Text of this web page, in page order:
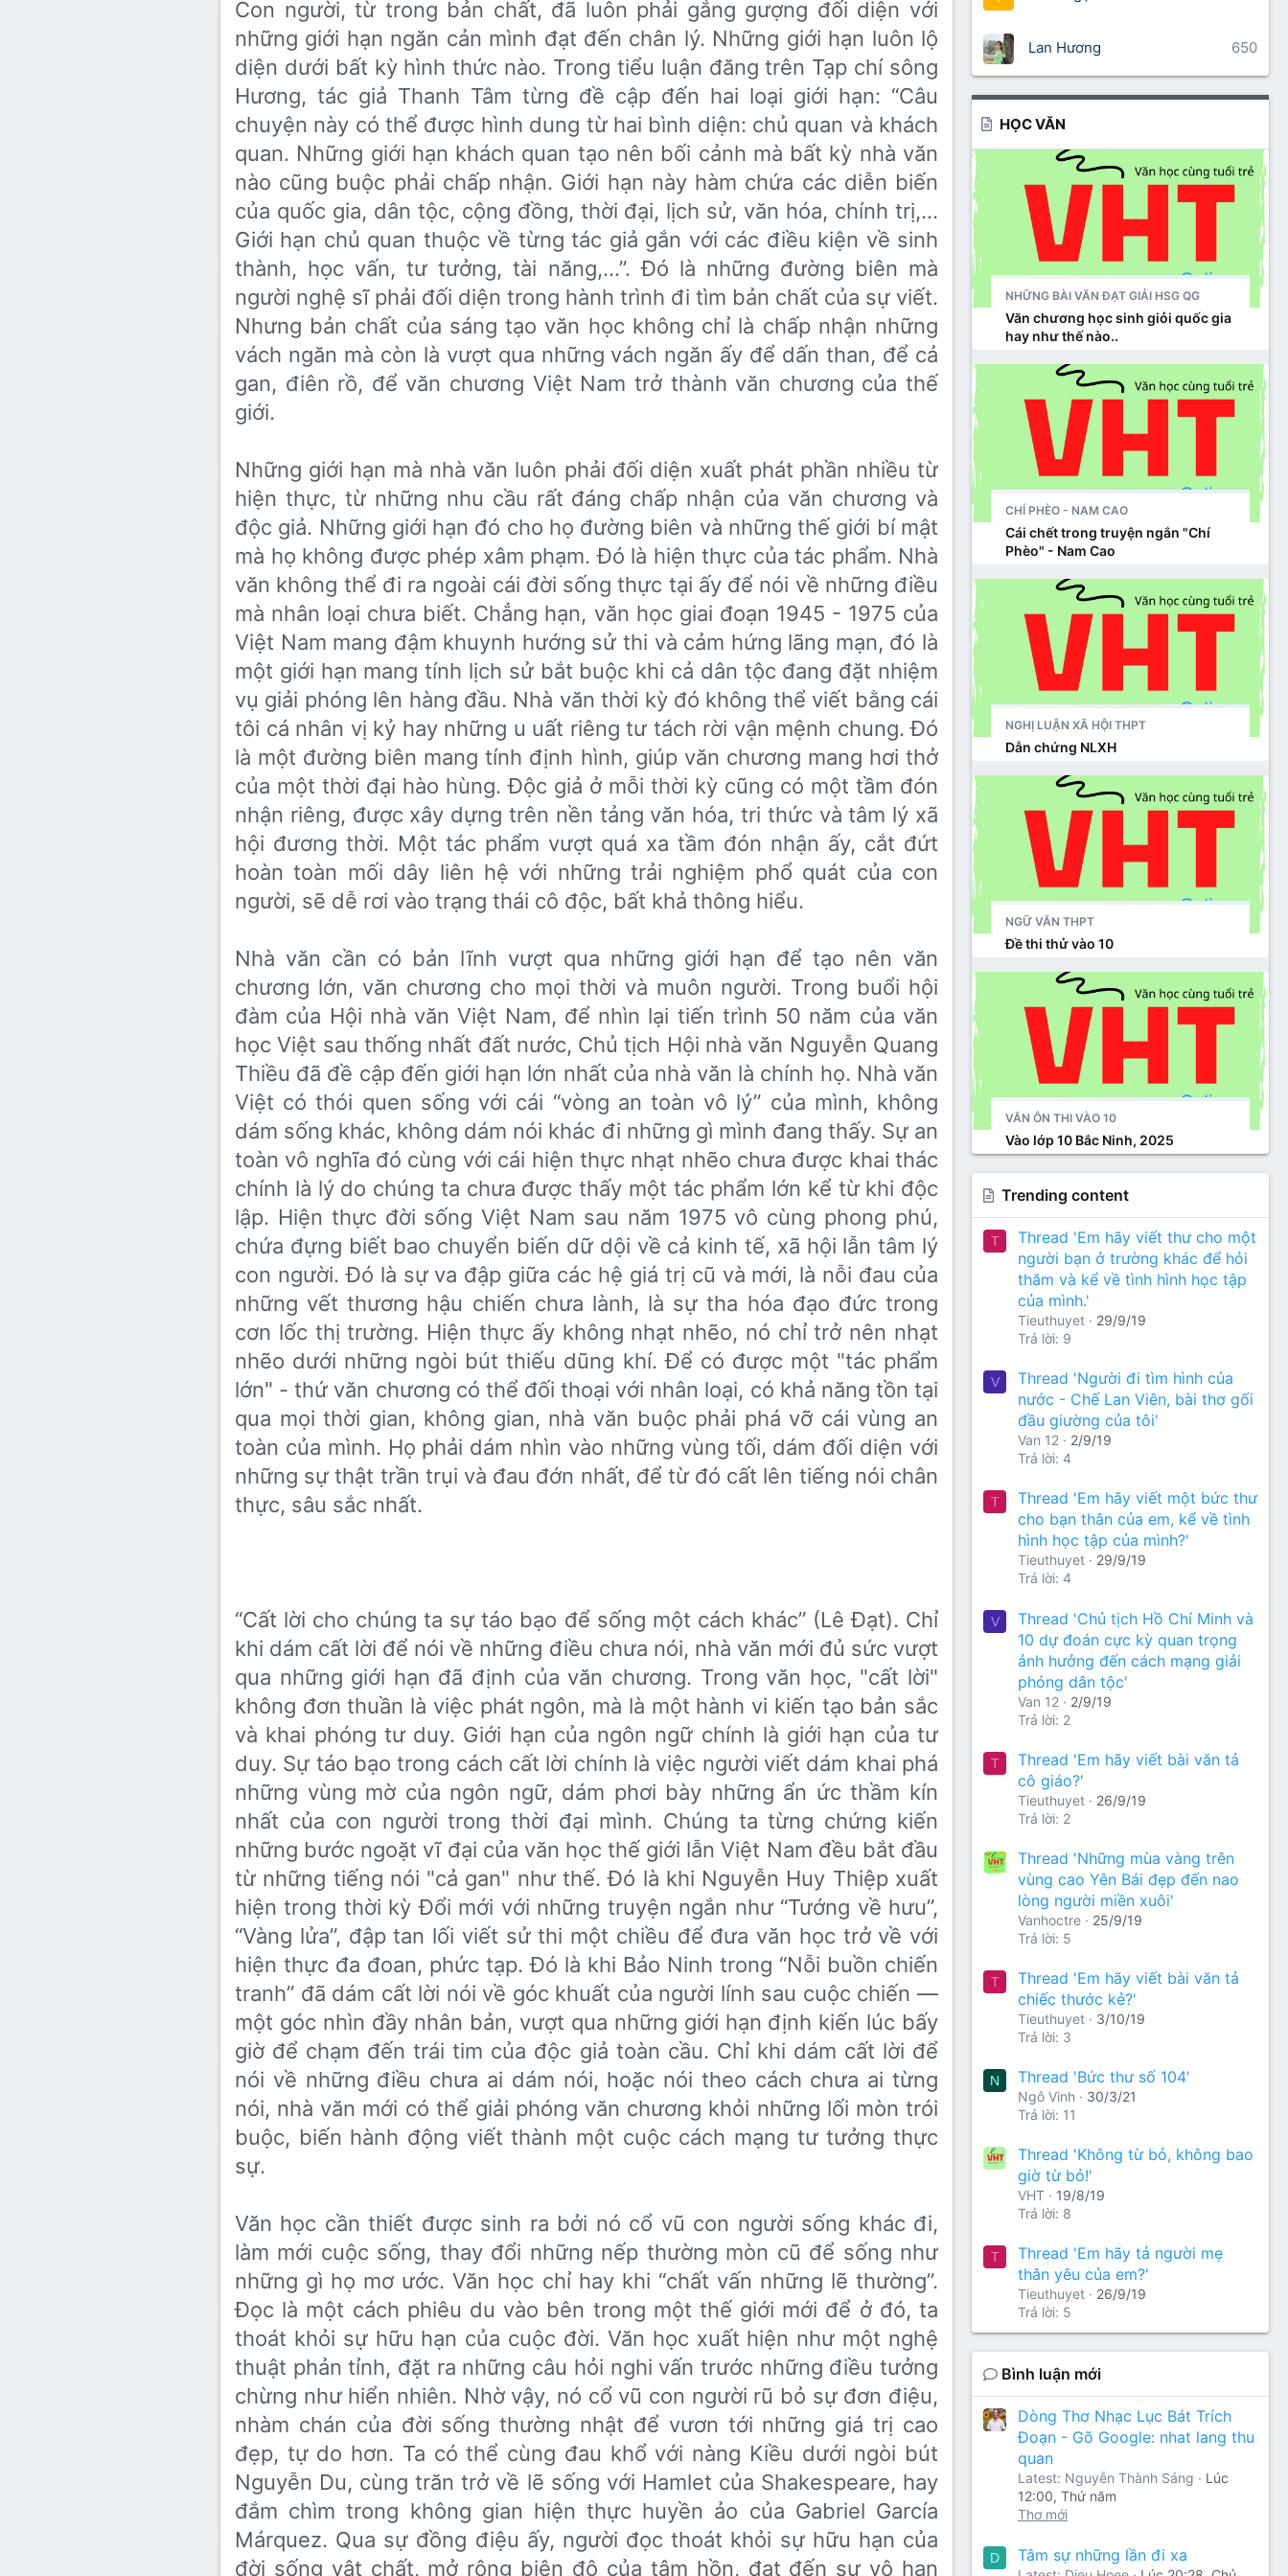
Con người, từ trong bản chất, đã luôn phải gắng gượng đối diện với
những giới hạn ngăn cản mình đạt đến chân lý. Những giới hạn luôn lộ
diện dưới bất kỳ hình thức nào. Trong tiểu luận đăng trên Tạp chí sông
Hương, tác giả Thanh Tâm từng đề cập đến hai loại giới hạn: “Câu
chuyện này có thể được hình dung từ hai bình diện: chủ quan và khách
quan. Những giới hạn khách quan tạo nên bối cảnh mà bất kỳ nhà văn
nào cũng buộc phải chấp nhận. Giới hạn này hàm chứa các diễn biến
của quốc gia, dân tộc, cộng đồng, thời đại, lịch sử, văn hóa, chính trị,…
Giới hạn chủ quan thuộc về từng tác giả gắn với các điều kiện về sinh
thành, học vấn, tư tưởng, tài năng,…”. Đó là những đường biên mà
người nghệ sĩ phải đối diện trong hành trình đi tìm bản chất của sự viết.
Nhưng bản chất của sáng tạo văn học không chỉ là chấp nhận những
vách ngăn mà còn là vượt qua những vách ngăn ấy để dấn than, để cả
gan, điên rồ, để văn chương Việt Nam trở thành văn chương của thế
giới.
Những giới hạn mà nhà văn luôn phải đối diện xuất phát phần nhiều từ
hiện thực, từ những nhu cầu rất đáng chấp nhận của văn chương và
độc giả. Những giới hạn đó cho họ đường biên và những thế giới bí mật
mà họ không được phép xâm phạm. Đó là hiện thực của tác phẩm. Nhà
văn không thể đi ra ngoài cái đời sống thực tại ấy để nói về những điều
mà nhân loại chưa biết. Chẳng hạn, văn học giai đoạn 1945 - 1975 của
Việt Nam mang đậm khuynh hướng sử thi và cảm hứng lãng mạn, đó là
một giới hạn mang tính lịch sử bắt buộc khi cả dân tộc đang đặt nhiệm
vụ giải phóng lên hàng đầu. Nhà văn thời kỳ đó không thể viết bằng cái
tôi cá nhân vị kỷ hay những u uất riêng tư tách rời vận mệnh chung. Đó
là một đường biên mang tính định hình, giúp văn chương mang hơi thở
của một thời đại hào hùng. Độc giả ở mỗi thời kỳ cũng có một tầm đón
nhận riêng, được xây dựng trên nền tảng văn hóa, tri thức và tâm lý xã
hội đương thời. Một tác phẩm vượt quá xa tầm đón nhận ấy, cắt đứt
hoàn toàn mối dây liên hệ với những trải nghiệm phổ quát của con
người, sẽ dễ rơi vào trạng thái cô độc, bất khả thông hiểu.
Nhà văn cần có bản lĩnh vượt qua những giới hạn để tạo nên văn
chương lớn, văn chương cho mọi thời và muôn người. Trong buổi hội
đàm của Hội nhà văn Việt Nam, để nhìn lại tiến trình 50 năm của văn
học Việt sau thống nhất đất nước, Chủ tịch Hội nhà văn Nguyễn Quang
Thiều đã đề cập đến giới hạn lớn nhất của nhà văn là chính họ. Nhà văn
Việt có thói quen sống với cái “vòng an toàn vô lý” của mình, không
dám sống khác, không dám nói khác đi những gì mình đang thấy. Sự an
toàn vô nghĩa đó cùng với cái hiện thực nhạt nhẽo chưa được khai thác
chính là lý do chúng ta chưa được thấy một tác phẩm lớn kể từ khi độc
lập. Hiện thực đời sống Việt Nam sau năm 1975 vô cùng phong phú,
chứa đựng biết bao chuyển biến dữ dội về cả kinh tế, xã hội lẫn tâm lý
con người. Đó là sự va đập giữa các hệ giá trị cũ và mới, là nỗi đau của
những vết thương hậu chiến chưa lành, là sự tha hóa đạo đức trong
cơn lốc thị trường. Hiện thực ấy không nhạt nhẽo, nó chỉ trở nên nhạt
nhẽo dưới những ngòi bút thiếu dũng khí. Để có được một "tác phẩm
lớn" - thứ văn chương có thể đối thoại với nhân loại, có khả năng tồn tại
qua mọi thời gian, không gian, nhà văn buộc phải phá vỡ cái vùng an
toàn của mình. Họ phải dám nhìn vào những vùng tối, dám đối diện với
những sự thật trần trụi và đau đớn nhất, để từ đó cất lên tiếng nói chân
thực, sâu sắc nhất.
“Cất lời cho chúng ta sự táo bạo để sống một cách khác” (Lê Đạt). Chỉ
khi dám cất lời để nói về những điều chưa nói, nhà văn mới đủ sức vượt
qua những giới hạn đã định của văn chương. Trong văn học, "cất lời"
không đơn thuần là việc phát ngôn, mà là một hành vi kiến tạo bản sắc
và khai phóng tư duy. Giới hạn của ngôn ngữ chính là giới hạn của tư
duy. Sự táo bạo trong cách cất lời chính là việc người viết dám khai phá
những vùng mờ của ngôn ngữ, dám phơi bày những ẩn ức thầm kín
nhất của con người trong thời đại mình. Chúng ta từng chứng kiến
những bước ngoặt vĩ đại của văn học thế giới lẫn Việt Nam đều bắt đầu
từ những tiếng nói "cả gan" như thế. Đó là khi Nguyễn Huy Thiệp xuất
hiện trong thời kỳ Đổi mới với những truyện ngắn như “Tướng về hưu”,
“Vàng lửa”, đập tan lối viết sử thi một chiều để đưa văn học trở về với
hiện thực đa đoan, phức tạp. Đó là khi Bảo Ninh trong “Nỗi buồn chiến
tranh” đã dám cất lời nói về góc khuất của người lính sau cuộc chiến —
một góc nhìn đầy nhân bản, vượt qua những giới hạn định kiến lúc bấy
giờ để chạm đến trái tim của độc giả toàn cầu. Chỉ khi dám cất lời để
nói về những điều chưa ai dám nói, hoặc nói theo cách chưa ai từng
nói, nhà văn mới có thể giải phóng văn chương khỏi những lối mòn trói
buộc, biến hành động viết thành một cuộc cách mạng tư tưởng thực
sự.
Văn học cần thiết được sinh ra bởi nó cổ vũ con người sống khác đi,
làm mới cuộc sống, thay đổi những nếp thường mòn cũ để sống như
những gì họ mơ ước. Văn học chỉ hay khi “chất vấn những lẽ thường”.
Đọc là một cách phiêu du vào bên trong một thế giới mới để ở đó, ta
thoát khỏi sự hữu hạn của cuộc đời. Văn học xuất hiện như một nghệ
thuật phản tỉnh, đặt ra những câu hỏi nghi vấn trước những điều tưởng
chừng như hiển nhiên. Nhờ vậy, nó cổ vũ con người rũ bỏ sự đơn điệu,
nhàm chán của đời sống thường nhật để vươn tới những giá trị cao
đẹp, tự do hơn. Ta có thể cùng đau khổ với nàng Kiều dưới ngòi bút
Nguyễn Du, cùng trăn trở về lẽ sống với Hamlet của Shakespeare, hay
đắm chìm trong không gian hiện thực huyền ảo của Gabriel García
Márquez. Qua sự đồng điệu ấy, người đọc thoát khỏi sự hữu hạn của
đời sống vật chất, mở rộng biên độ của tâm hồn, đạt đến sự vô hạn
650
Lan Hương
HỌC VĂN
NHỮNG BÀI VĂN ĐẠT GIẢI HSG QG
Văn chương học sinh giỏi quốc gia
hay như thế nào..
CHÍ PHÈO - NAM CAO
Cái chết trong truyện ngắn "Chí
Phèo" - Nam Cao
NGHỊ LUẬN XÃ HỘI THPT
Dẫn chứng NLXH
NGỮ VĂN THPT
Đề thi thử vào 10
VĂN ÔN THI VÀO 10
Vào lớp 10 Bắc Ninh, 2025
Trending content
T
Thread 'Em hãy viết thư cho một
người bạn ở trường khác để hỏi
thăm và kể về tình hình học tập
của mình.'
Tieuthuyet
29/9/19
Trả lời: 9
V
Thread 'Người đi tìm hình của
nước - Chế Lan Viên, bài thơ gối
đầu giường của tôi'
Van 12
2/9/19
Trả lời: 4
T
Thread 'Em hãy viết một bức thư
cho bạn thân của em, kể về tình
hình học tập của mình?'
Tieuthuyet
29/9/19
Trả lời: 4
V
Thread 'Chủ tịch Hồ Chí Minh và
10 dự đoán cực kỳ quan trọng
ảnh hưởng đến cách mạng giải
phóng dân tộc'
Van 12
2/9/19
Trả lời: 2
T
Thread 'Em hãy viết bài văn tả
cô giáo?'
Tieuthuyet
26/9/19
Trả lời: 2
Thread 'Những mùa vàng trên
vùng cao Yên Bái đẹp đến nao
lòng người miền xuôi'
Vanhoctre
25/9/19
Trả lời: 5
T
Thread 'Em hãy viết bài văn tả
chiếc thước kẻ?'
Tieuthuyet
3/10/19
Trả lời: 3
N Thread 'Bức thư số 104'
Ngô Vinh
30/3/21
Trả lời: 11
Thread 'Không từ bỏ, không bao
giờ từ bỏ!'
VHT
19/8/19
Trả lời: 8
T
Thread 'Em hãy tả người mẹ
thân yêu của em?'
Tieuthuyet
26/9/19
Trả lời: 5
Bình luận mới
Dòng Thơ Nhạc Lục Bát Trích
Đoạn - Gõ Google: nhat lang thu
quan
Latest: Nguyễn Thành Sáng
Lúc
12:00, Thứ năm
Thơ mới
D Tâm sự những lần đi xa